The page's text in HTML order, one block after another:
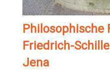
Philosophische
Friedrich-
Jena